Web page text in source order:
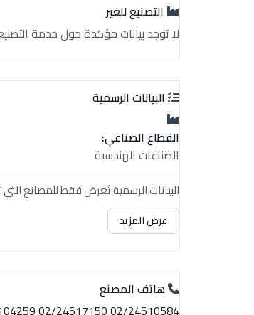
التصنيع للغير
لا توجد بيانات مؤكدة حول خدمة
البيانات الرسمية
القطاع الصناعي:
الصناعات الهندسية
البيانات الرسمية تُعرض فقط للمصانع
عرض المزيد
هاتف المصنع
02/24510584 02/24517150 010/03104259 012/23402233 010/01467827